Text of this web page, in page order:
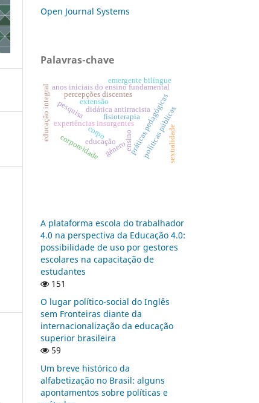
Open Journal Systems
Palavras-chave
educação
corpo ensino
pesquisaextensão práticas pedagógicas
didática antirracista
experiências insurgentes
anos iniciais do ensino fundamental
educação integral percepções discentes
políticas públicas
fisioterapia
emergente bilíngue
gênero sexualidade
corporeidade
A plataforma escola do trabalhador
4.0 na perspectiva da Educação 4.0:
possibilidade de uso por gestores
escolares na capacitação de
estudantes
151
O lugar político-social do Inglês
sem Fronteiras diante da
internacionalização da educação
superior brasileira
59
Um breve histórico da
alfabetização no Brasil: alguns
apontamentos sobre políticas e